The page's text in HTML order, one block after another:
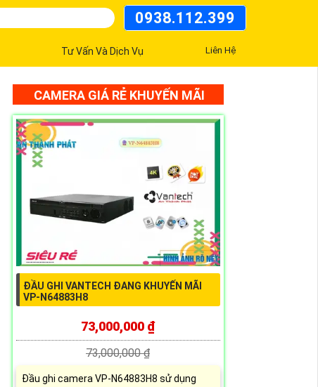
0938.112.399
Tư Vấn Và Dịch Vụ Liên Hệ
CAMERA GIÁ RẺ KHUYẾN MÃI
ĐẦU GHI VANTECH ĐANG KHUYẾN MÃI
VP-N64883H8
73,000,000 ₫
73,000,000 ₫
Đầu ghi camera VP-N64883H8 sử dụng